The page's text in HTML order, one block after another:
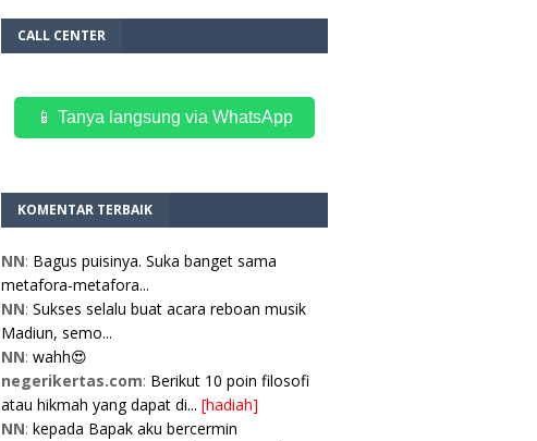
CALL CENTER
📱 Tanya langsung via WhatsApp
KOMENTAR TERBAIK
NN: Bagus puisinya. Suka banget sama
metafora-metafora...
NN: Sukses selalu buat acara reboan musik
Madiun, semo...
NN: wahh😍
negerikertas.com: Berikut 10 poin filosofi
atau hikmah yang dapat di... [hadiah]
NN: kepada Bapak aku bercermin